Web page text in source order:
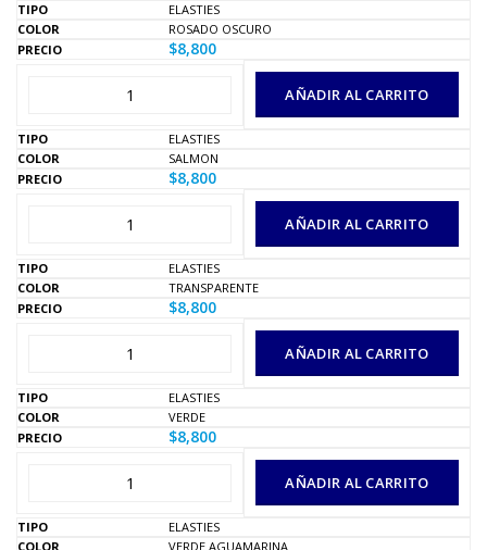
ELASTIES
ROSADO OSCURO
$8,800
AÑADIR AL CARRITO
ELASTIES
SALMON
$8,800
AÑADIR AL CARRITO
ELASTIES
TRANSPARENTE
$8,800
AÑADIR AL CARRITO
ELASTIES
VERDE
$8,800
AÑADIR AL CARRITO
ELASTIES
VERDE AGUAMARINA